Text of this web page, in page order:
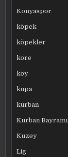
Konyaspor
köpek
köpekler
kore
köy
kupa
kurban
Kurban Bayramı
Kuzey
Lig